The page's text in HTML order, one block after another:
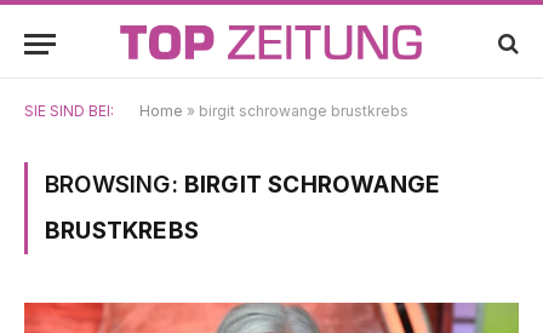
SIE SIND BEI: Home » birgit schrowange brustkrebs
BROWSING: BIRGIT SCHROWANGE
BRUSTKREBS